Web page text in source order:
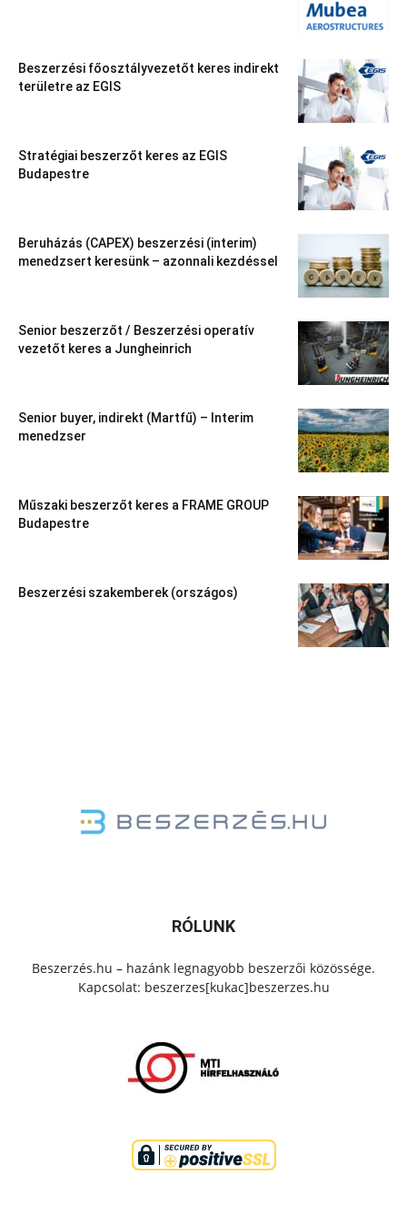
Beszerzési főosztályvezetőt keres indirekt
területre az EGIS
Stratégiai beszerzőt keres az EGIS
Budapestre
Beruházás (CAPEX) beszerzési (interim)
menedzsert keresünk – azonnali kezdéssel
Senior beszerzőt / Beszerzési operatív
vezetőt keres a Jungheinrich
Senior buyer, indirekt (Martfű) – Interim
menedzser
Műszaki beszerzőt keres a FRAME GROUP
Budapestre
Beszerzési szakemberek (országos)
RÓLUNK
Beszerzés.hu – hazánk legnagyobb beszerzői közössége.
Kapcsolat: beszerzes[kukac]beszerzes.hu